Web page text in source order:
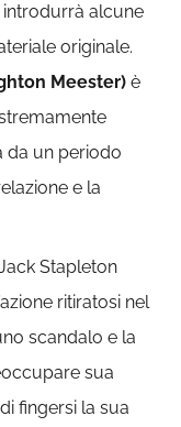
introdurrà alcune
originale.
Meester) è
da un periodo
e la
Stapleton
ritiratosi nel
scandalo e la
sua
fingersi la sua